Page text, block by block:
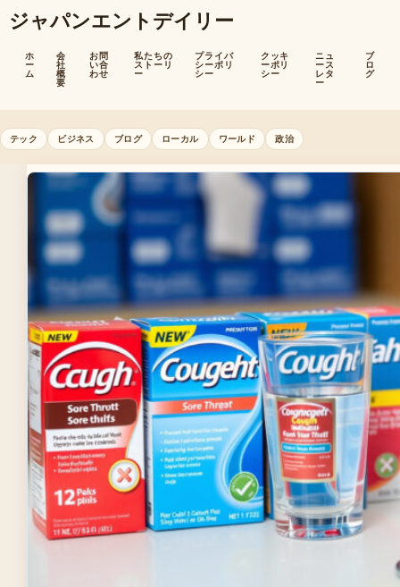
ジャパンエントデイリー
ホ
ー
ム
会
社
概
要
お問
い合
わせ
私たちの
ストーリ
ー
プライバ
シーポリ
シー
クッキ
ーポリ
シー
ニュ
ース
レタ
ー
ブ
ロ
グ
テック ビジネス ブログ ローカル ワールド 政治